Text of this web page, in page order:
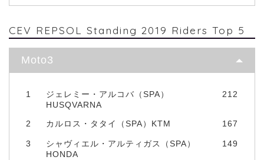
CEV REPSOL Standing 2019 Riders Top 5
Moto3
1
ジェレミー・アルコバ（SPA）
HUSQVARNA
212
2 カルロス・タタイ（SPA）KTM 167
3
シャヴィエル・アルティガス（SPA）
HONDA
149